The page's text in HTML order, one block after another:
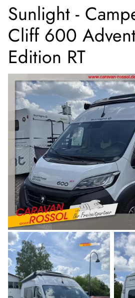
Sunlight -
Cliff 600
Edition RT